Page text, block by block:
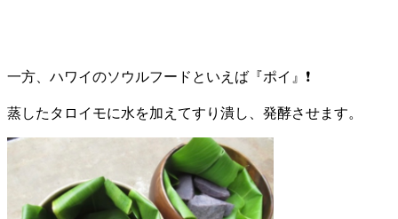
一方、ハワイのソウルフードといえば『ポイ』 ❗️
蒸したタロイモに水を加えてすり潰し、発酵させます。